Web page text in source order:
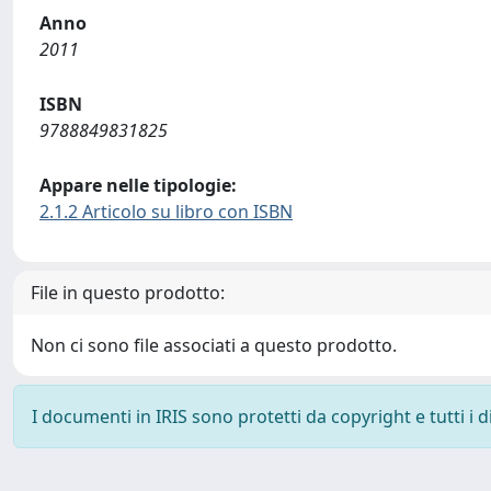
Anno
2011
ISBN
9788849831825
Appare nelle tipologie:
2.1.2 Articolo su libro con ISBN
File in questo prodotto:
Non ci sono file associati a questo prodotto.
I documenti in IRIS sono protetti da copyright e tutti i